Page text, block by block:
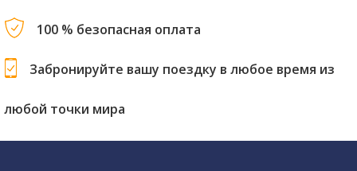
100 % безопасная оплата
Забронируйте вашу поездку в любое время из
любой точки мира